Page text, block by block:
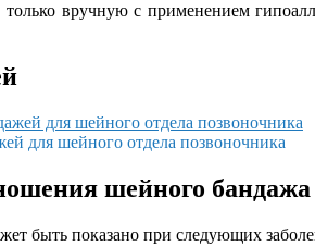
только вручную с применением
для шейного отдела позвоночника
шейного бандажа
быть показано при следующих